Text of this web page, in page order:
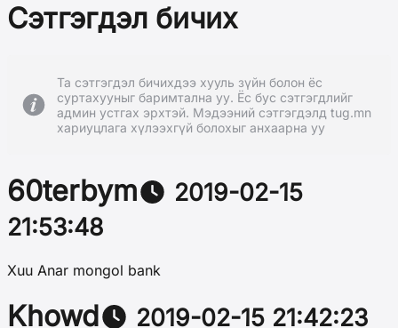
Сэтгэгдэл бичих
Та сэтгэгдэл бичихдээ хууль зүйн болон ёс
суртахууныг баримтална уу. Ёс бус сэтгэгдлийг
админ устгах эрхтэй. Мэдээний сэтгэгдэлд tug.mn
хариуцлага хүлээхгүй болохыг анхаарна уу
60terbym
2019-02-15
21:53:48
Xuu Anar mongol bank
Khowd 2019-02-15 21:42:23